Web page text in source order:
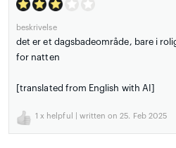
beskrivelse
det er et dagsbadeområde, bare i
for natten
[translated from English with AI]
1 x helpful | written on 25. Feb 2025